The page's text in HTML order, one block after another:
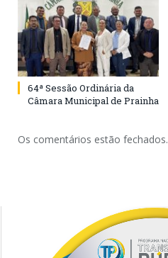
64ª Sessão Ordinária da
Câmara Municipal de Prainha
Os comentários estão fechados.